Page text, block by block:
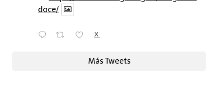
doce/
X
Más Tweets